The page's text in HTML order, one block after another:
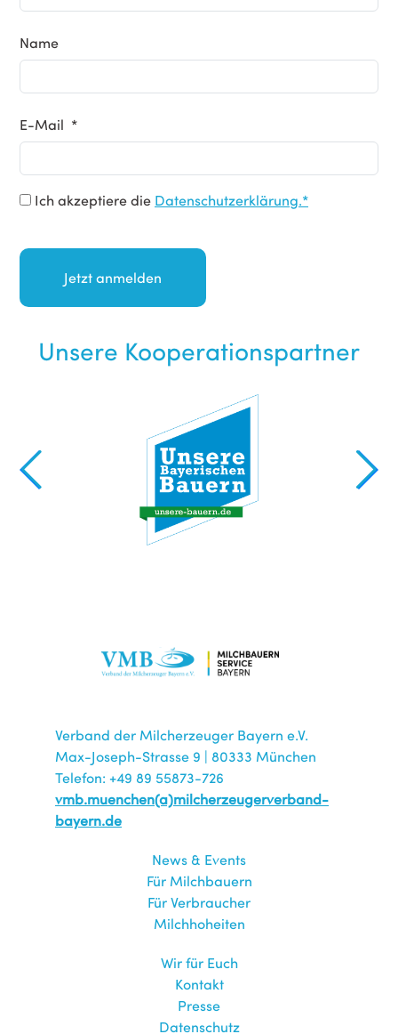
Name
E-Mail *
Ich akzeptiere die Datenschutzerklärung.*
Unsere Kooperationspartner
Verband der Milcherzeuger Bayern e.V.
Max-Joseph-Strasse 9 | 80333 München
Telefon: +49 89 55873-726
vmb.muenchen(a)milcherzeugerverband-
bayern.de
News & Events
Für Milchbauern
Für Verbraucher
Milchhoheiten
Wir für Euch
Kontakt
Presse
Datenschutz